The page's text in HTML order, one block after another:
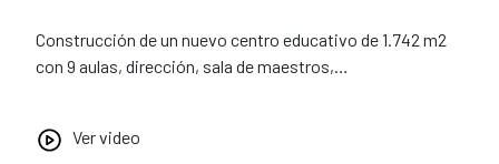
Construcción de un nuevo centro educativo de 1.742 m2
con 9 aulas, dirección, sala de maestros,…
Ver video